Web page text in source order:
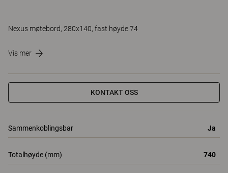
Nexus møtebord, 280x140, fast høyde 74
Vis mer
KONTAKT OSS
Sammenkoblingsbar Ja
Totalhøyde (mm) 740